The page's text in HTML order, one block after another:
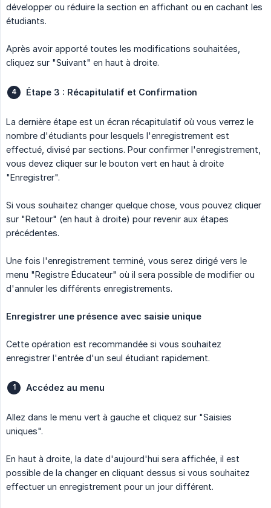
développer ou réduire la section en affichant ou en cachant les
étudiants.
Après avoir apporté toutes les modifications souhaitées,
cliquez sur "Suivant" en haut à droite.
Étape 3 : Récapitulatif et Confirmation
La dernière étape est un écran récapitulatif où vous verrez le
nombre d'étudiants pour lesquels l'enregistrement est
effectué, divisé par sections. Pour confirmer l'enregistrement,
vous devez cliquer sur le bouton vert en haut à droite
"Enregistrer".
Si vous souhaitez changer quelque chose, vous pouvez cliquer
sur "Retour" (en haut à droite) pour revenir aux étapes
précédentes.
Une fois l'enregistrement terminé, vous serez dirigé vers le
menu "Registre Éducateur" où il sera possible de modifier ou
d'annuler les différents enregistrements.
Enregistrer une présence avec saisie unique
Cette opération est recommandée si vous souhaitez
enregistrer l'entrée d'un seul étudiant rapidement.
Accédez au menu
Allez dans le menu vert à gauche et cliquez sur "Saisies
uniques".
En haut à droite, la date d'aujourd'hui sera affichée, il est
possible de la changer en cliquant dessus si vous souhaitez
effectuer un enregistrement pour un jour différent.